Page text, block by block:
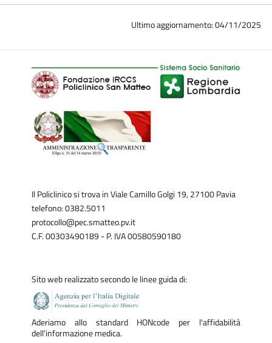
Ultimo aggiornamento: 04/11/2025
Il Policlinico si trova in Viale Camillo Golgi 19, 27100 Pavia
telefono: 0382.5011
protocollo@pec.smatteo.pv.it
C.F. 00303490189 - P. IVA 00580590180
Sito web realizzato secondo le linee guida di:
Aderiamo allo standard HONcode per l'affidabilità
dell'informazione medica.